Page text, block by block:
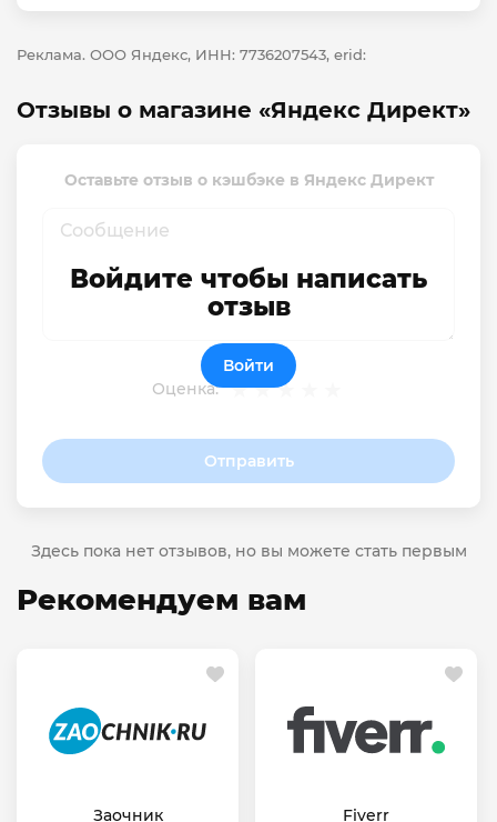
Реклама. ООО Яндекс, ИНН: 7736207543, erid:
Отзывы о магазине «Яндекс Директ»
Оставьте отзыв о кэшбэке в Яндекс Директ
Оценка:
Отправить
Войдите чтобы написать
отзыв
Войти
Здесь пока нет отзывов, но вы можете стать первым
Рекомендуем вам
Заочник Fiverr